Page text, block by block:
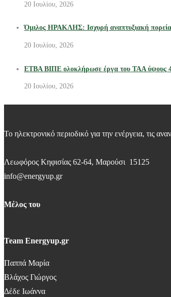
20 Ιουλίου, 2026
Όμιλος ΗΡΑΚΛΗΣ: Ισχυρή αναπτυξιακή πορεία
20 Ιουλίου, 2026
ΕΤΒΑ ΒΙΠΕ ολοκλήρωσε έργα του ΤΑΑ ύψους
20 Ιουλίου, 2026
Το ηλεκτρονικό περιοδικό για την ενέργεια, τις
Λεωφόρος Κηφισίας 62-64, Μαρούσι 15125
info@energyup.gr
Μέλος του
Team Energyup.gr
Παππά Μαρία
Βλάχος Γιώργος
Δέδε Ιωάννα